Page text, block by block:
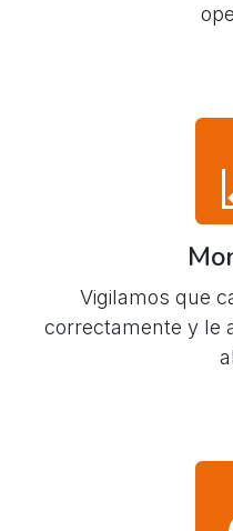
Vigilamos que
correctamente y le